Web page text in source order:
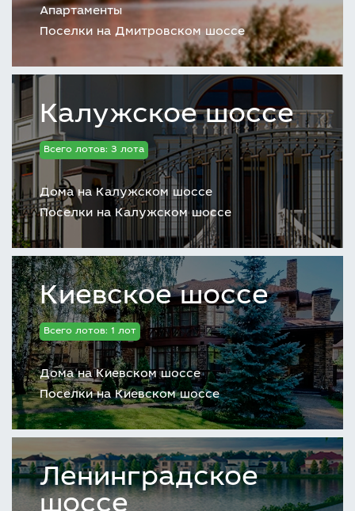
Апартаменты
Поселки на Дмитровском шоссе
Калужское шоссе
Всего лотов: 3 лота
Дома на Калужском шоссе
Поселки на Калужском шоссе
Киевское шоссе
Всего лотов: 1 лот
Дома на Киевском шоссе
Поселки на Киевском шоссе
Ленинградское